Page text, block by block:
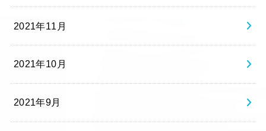
2021年11月
2021年10月
2021年9月